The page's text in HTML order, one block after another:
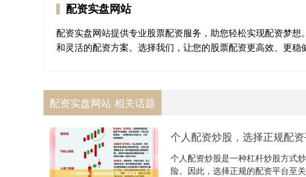
配资实盘网站
配资实盘网站提供专业股票配资服务，助您轻松实现配资梦
和灵活的配资方案。选择我们，让您的股票配资更高效、更稳
配资实盘网站 相关话题
个人配资炒股，选择正规配
个人配资炒股是一种杠杆炒股方式
险。因此，选择正规的配资平台至